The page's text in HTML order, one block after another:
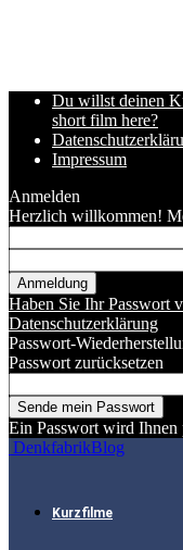
Du willst deinen
short film here?
Impressum
Anmelden
Herzlich willkommen!
Haben Sie Ihr Passwort
Datenschutzerklärung
Passwort-
Passwort zurücksetzen
Ein Passwort wird Ihnen
DenkfabrikBlog
Kurzfilme